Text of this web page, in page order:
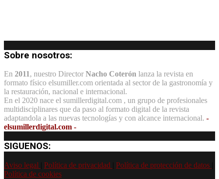
Sobre nosotros:
En 2011, nuestro Director Nacho Coterón lanza la revista en
formato físico elsumiller.com orientada al sector de la gastronomía y
la restauración, nacional e internacional.
En el 2020 nace el sumillerdigital.com , un grupo de profesionales
multidisciplinares que da paso al formato digital de la revista
adaptandola a las nuevas tecnologías y con alcance internacional. -
elsumillerdigital.com -
SIGUENOS:
Aviso legal Política de privacidad Política de protección de datos
Política de cookies